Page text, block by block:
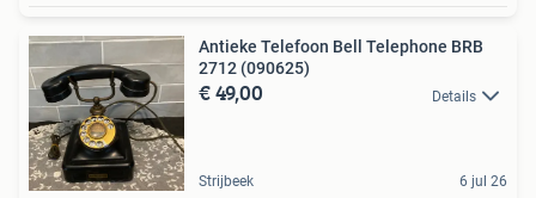
Antieke Telefoon Bell Telephone BRB
2712 (090625)
€ 49,00 Details
Strijbeek 6 jul 26